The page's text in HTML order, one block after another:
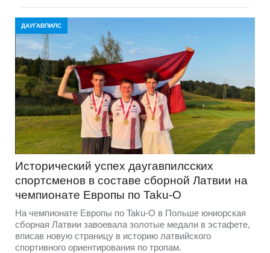
ДАУГАВПИЛС
Исторический успех даугавпилсских
спортсменов в составе сборной Латвии на
чемпионате Европы по Taku-O
На чемпионате Европы по Taku-O в Польше юниорская
сборная Латвии завоевала золотые медали в эстафете,
вписав новую страницу в историю латвийского
спортивного ориентирования по тропам.